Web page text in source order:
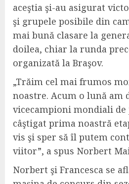
aceştia şi-au asigurat
şi grupele posibile din
mai bună clasare la
doilea, chiar la runda
organizată la Braşov.
„Trăim cel mai frumos
noastre. Acum o lună am
vicecampioni mondiali
câştigat prima noastră
vis şi sper să îl putem
viitor”, a spus Norbert
Norbert şi Francesca se